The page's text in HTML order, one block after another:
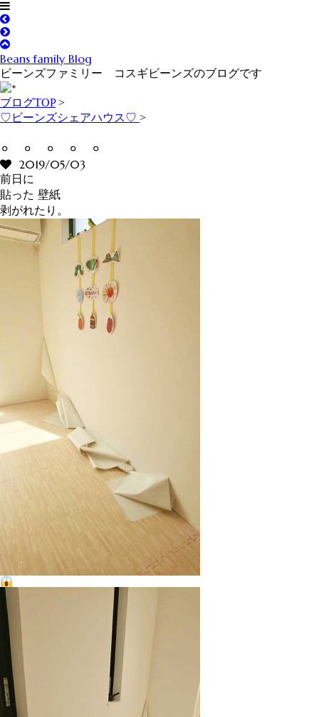
Beans family Blog
ビーンズファミリー コスギビーンズのブログです
ブログTOP>
♡ビーンズシェアハウス♡ >
。。。。。
2019/05/03
前日に
貼った 壁紙
剥がれたり。